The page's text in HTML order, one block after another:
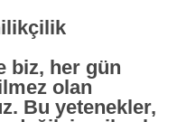
biz, her gün
olan
Bu yetenekler,